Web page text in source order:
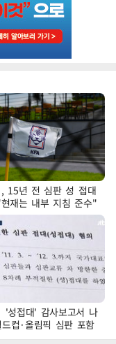
, 15년 전 심판 성 접대
재는 내부 지침 준수"
'성접대' 감사보고서 나
컵·올림픽 심판 포함